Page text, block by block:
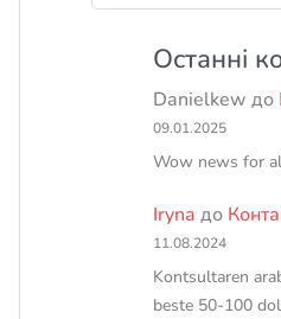
Останні
Danielkew до
09.01.2025
Wow news for
Iryna до
11.08.2024
Kontsultaren
beste 50-100